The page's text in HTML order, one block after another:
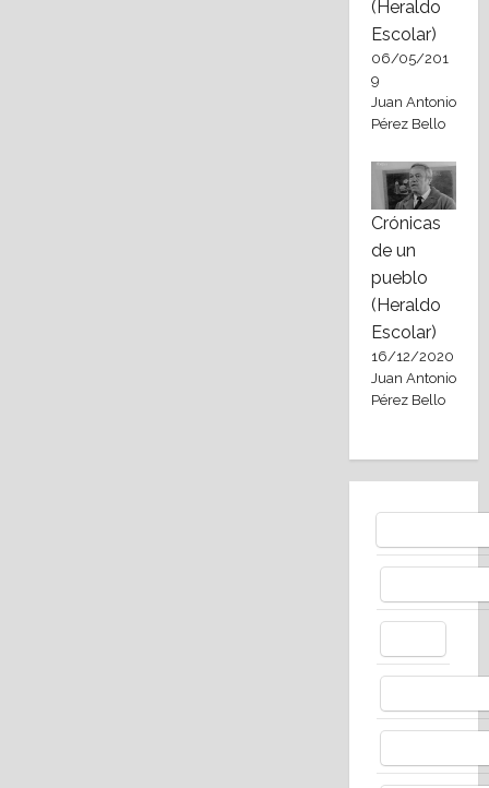
(Heraldo
Escolar)
06/05/201
9
Juan Antonio
Pérez Bello
Crónicas
de un
pueblo
(Heraldo
Escolar)
16/12/2020
Juan Antonio
Pérez Bello